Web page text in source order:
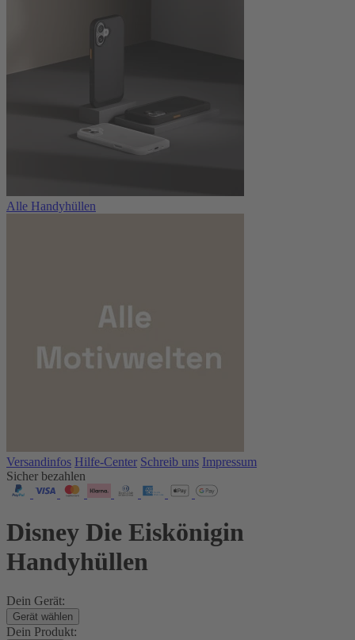
Alle Handyhüllen
Versandinfos Hilfe-Center Schreib uns Impressum
Sicher bezahlen
Disney Die Eiskönigin
Handyhüllen
Dein Gerät:
Gerät wählen
Dein Produkt: